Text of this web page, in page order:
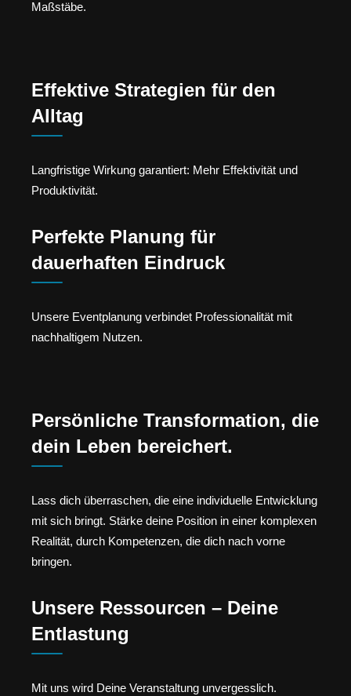
Maßstäbe.
Effektive Strategien für den
Alltag
Langfristige Wirkung garantiert: Mehr Effektivität und
Produktivität.
Perfekte Planung für
dauerhaften Eindruck
Unsere Eventplanung verbindet Professionalität mit
nachhaltigem Nutzen.
Persönliche Transformation, die
dein Leben bereichert.
Lass dich überraschen, die eine individuelle Entwicklung
mit sich bringt. Stärke deine Position in einer komplexen
Realität, durch Kompetenzen, die dich nach vorne
bringen.
Unsere Ressourcen – Deine
Entlastung
Mit uns wird Deine Veranstaltung unvergesslich.